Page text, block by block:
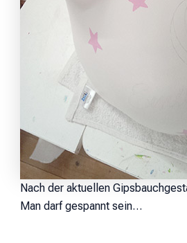
Nach der aktuellen
Man darf gespannt sein…